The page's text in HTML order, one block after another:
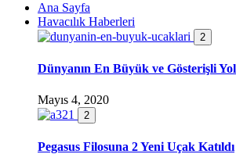
Ana Sayfa
Havacılık Haberleri
2
Dünyanın En Büyük ve Gösterişli
Mayıs 4, 2020
2
Pegasus Filosuna 2 Yeni Uçak Katıldı